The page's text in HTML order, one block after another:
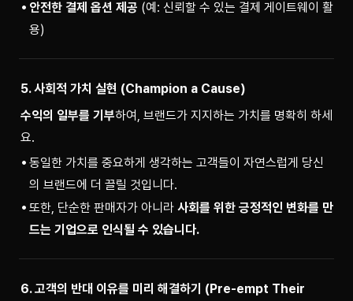
안전한 결제 옵션 제공 (예: 신뢰할 수 있는 결제 게이트웨이 활
용)
5. 사회적 가치 실현 (Champion a Cause)
수익의 일부를 기부하여, 브랜드가 지지하는 가치를 명확히 하세
요.
동일한 가치를 중요하게 생각하는 고객들이 자연스럽게 당신
의 브랜드에 더 끌릴 것입니다.
또한, 단순한 판매자가 아니라 사회를 위한 긍정적인 변화를 만
드는 기업으로 인식될 수 있습니다.
6. 고객의 반대 이유를 미리 해결하기 (Pre-empt Their